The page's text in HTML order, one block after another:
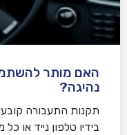
האם מותר
נהיגה?
תקנות התעבורה
בידיו טלפון נייד או